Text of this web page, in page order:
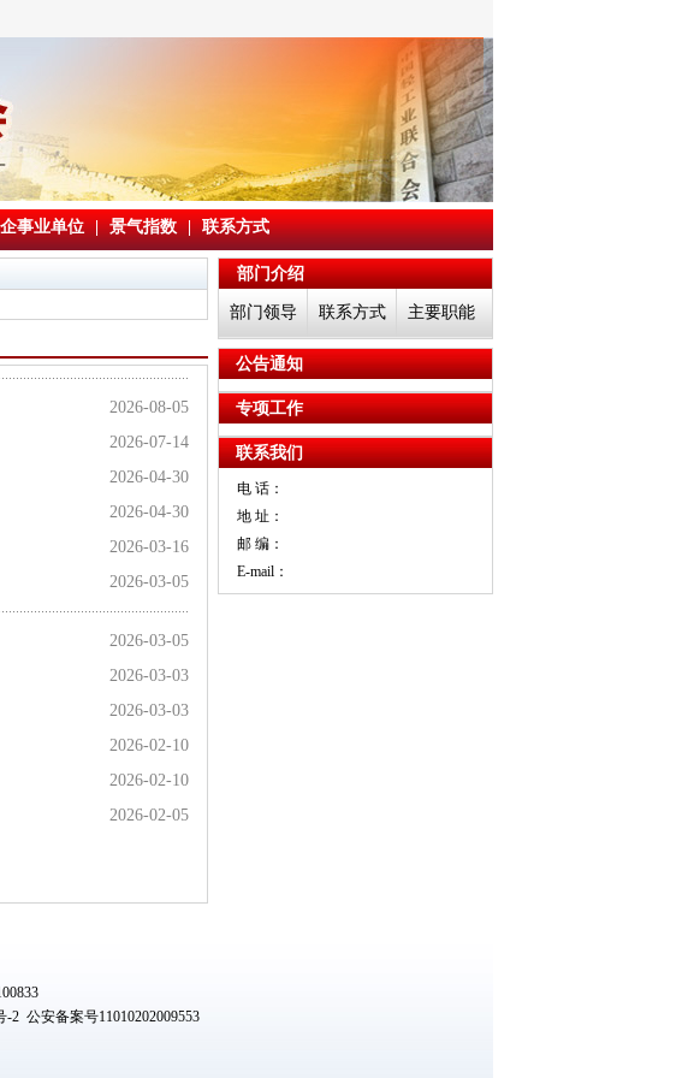
事业单位 | 景气指数 | 联系方式
2026-08-05
2026-07-14
2026-04-30
2026-04-30
2026-03-16
2026-03-05
2026-03-05
2026-03-03
2026-03-03
2026-02-10
2026-02-10
2026-02-05
部门介绍
部门领导 联系方式 主要职能
公告通知
专项工作
联系我们
电 话：
地 址：
邮 编：
E-mail：
-2 公安备案号11010202009553